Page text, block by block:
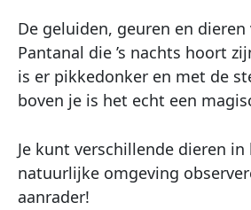
De geluiden, geuren en dieren
Pantanal die ’s nachts hoort
is er pikkedonker en met de
boven je is het echt een
Je kunt verschillende dieren
natuurlijke omgeving
aanrader!